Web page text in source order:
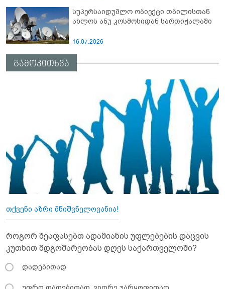
სუპერსაიდუმლო ობიექტი თბილისთან
ახლოს ანუ კოსმოსიდან სართიჭალაში
16.07.2026
გამოკითხვა
თქვენი აზრი მნიშვნელოვანია!
როგორ შეაფასებთ ადამიანის უფლებების დაცვის
კუთხით მდგომარეობას დღეს საქართველოში?
დადებითად
უფრო დადებითად, ვიდრე უარყოფითად